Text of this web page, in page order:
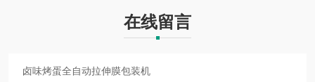
在线留言